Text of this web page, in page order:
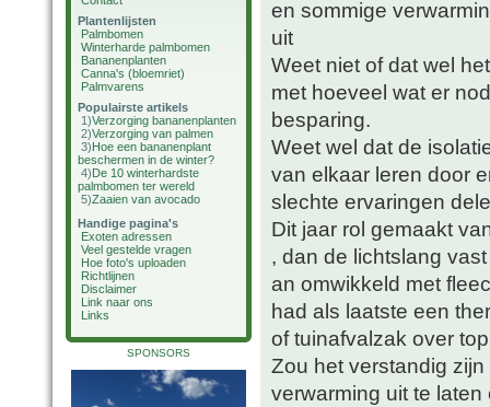
Plantenlijsten
Palmbomen
Winterharde palmbomen
Bananenplanten
Canna's (bloemriet)
Palmvarens
Populairste artikels
1)Verzorging bananenplanten
2)Verzorging van palmen
3)Hoe een bananenplant
beschermen in de winter?
4)De 10 winterhardste
palmbomen ter wereld
5)Zaaien van avocado
Handige pagina's
Exoten adressen
Veel gestelde vragen
Hoe foto's uploaden
Richtlijnen
Disclaimer
Link naar ons
Links
SPONSORS
en sommige
uit
Weet niet of dat wel
met hoeveel wat er
besparing.
Weet wel dat de
van elkaar leren door
slechte ervaringen
Dit jaar rol gemaakt
, dan de lichtslang
an omwikkeld met
had als laatste een
of tuinafvalzak over
Zou het verstandig
verwarming uit te